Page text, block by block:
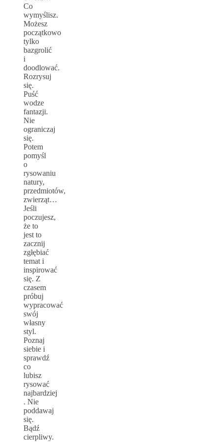
Co
wymyślisz.
Możesz
początkowo
tylko
bazgrolić
i
doodlować.
Rozrysuj
się.
Puść
wodze
fantazji.
Nie
ograniczaj
się.
Potem
pomyśl
o
rysowaniu
natury,
przedmiotów,
zwierząt…
Jeśli
poczujesz,
że to
jest to
zacznij
zgłębiać
temat i
inspirować
się. Z
czasem
próbuj
wypracować
swój
własny
styl.
Poznaj
siebie i
sprawdź
co
lubisz
rysować
najbardziej
. Nie
poddawaj
się.
Bądź
cierpliwy.